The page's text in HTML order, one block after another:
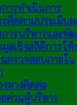
ารดำเนินการ
ติดตามประเมินผ
การบริหารและพั
ลเชิงสถิติการให้
ตรวจสอบภายใน
ทางติดต่อ
ด่วนผู้บริหาร